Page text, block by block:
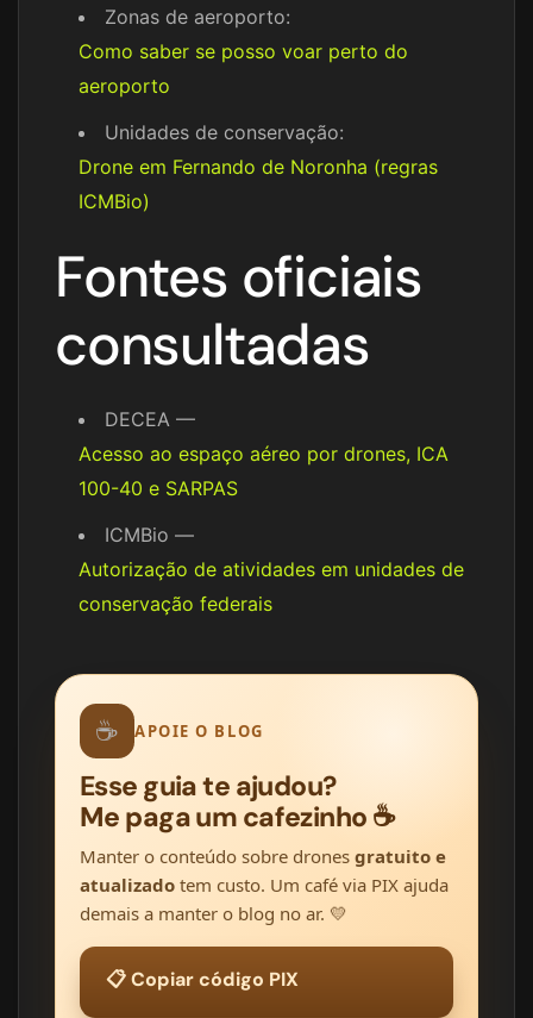
Zonas de aeroporto:
Como saber se posso voar perto do
aeroporto
Unidades de conservação:
Drone em Fernando de Noronha (regras
ICMBio)
Fontes oficiais
consultadas
DECEA —
Acesso ao espaço aéreo por drones, ICA
100-40 e SARPAS
ICMBio —
Autorização de atividades em unidades de
conservação federais
☕ APOIE O BLOG
Esse guia te ajudou?
Me paga um cafezinho ☕
Manter o conteúdo sobre drones gratuito e
atualizado tem custo. Um café via PIX ajuda
demais a manter o blog no ar. 💛
📋 Copiar código PIX